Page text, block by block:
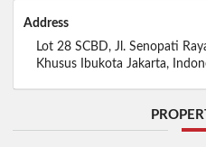
Address
Lot 28 SCBD, Jl. Senopati
Khusus Ibukota Jakarta,